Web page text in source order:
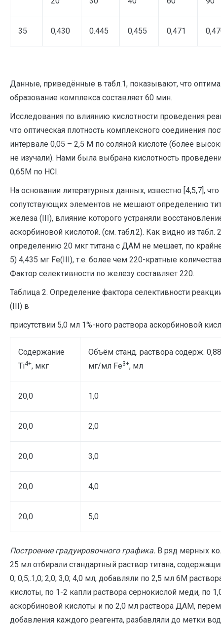
35 0,430 0.445 0,455 0,471
Данные, приведённые в табл.1, показывают, что
образование комплекса составляет 60 мин.
Исследования по влиянию кислотности проведения
что оптическая плотность комплексного соединения
интервале 0,05 – 2,5 М по соляной кислоте (более
не изучали). Нами была выбрана кислотность
0,65М по HCI.
На основании литературных данных, известно [4,5,7],
сопутствующих элементов не мешают определению
железа (III), влияние которого устраняли
аскорбиновой кислотой. (см. табл.2). Как видно из табл.
определению 20 мкг титана с ДАМ не мешает, по
5) 4,435 мг Fe(III), т.е. более чем 220-кратные
Фактор селективности по железу составляет 220.
Таблица 2. Определение фактора селективности
(III) в
присутствии 5,0 мл 1%-ного раствора аскорбиновой
Содержание
Ti4+, мкг
Объём станд. раствора содерж.
мг/мл Fe3+, мл
20,0 1,0
20,0 2,0
20,0 3,0
20,0 4,0
20,0 5,0
Построение градуировочного графика. В ряд мерных
25 мл отбирали стандартный раствор титана,
0; 0,5;.1,0; 2,0; 3,0; 4,0 мл, добавляли по 2,5 мл 6М
кислоты, по 1-2 капли раствора сернокислой меди, по
аскорбиновой кислоты и по 2,0 мл раствора ДАМ,
добавления каждого реагента, разбавляли до метки